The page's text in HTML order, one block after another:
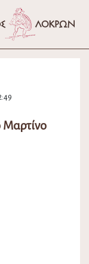
Μαρτίνο